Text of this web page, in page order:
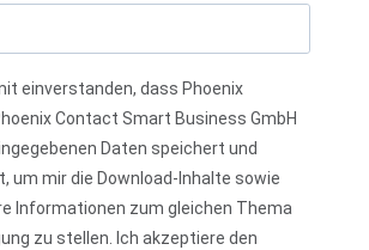
einverstanden, dass Phoenix
Contact Smart Business GmbH
Daten speichert und
um mir die Download-Inhalte sowie
Informationen zum gleichen Thema
zu stellen. Ich akzeptiere den